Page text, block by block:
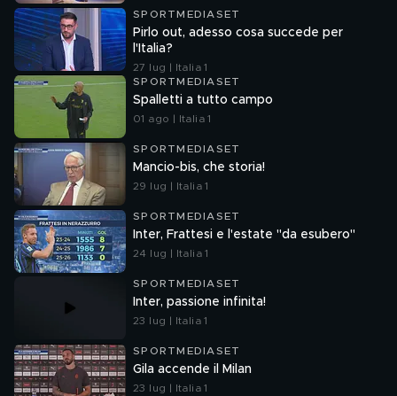
SPORTMEDIASET
Pirlo out, adesso cosa succede per
l'Italia?
27 lug | Italia 1
SPORTMEDIASET
Spalletti a tutto campo
01 ago | Italia 1
SPORTMEDIASET
Mancio-bis, che storia!
29 lug | Italia 1
SPORTMEDIASET
Inter, Frattesi e l'estate "da esubero"
24 lug | Italia 1
SPORTMEDIASET
Inter, passione infinita!
23 lug | Italia 1
SPORTMEDIASET
Gila accende il Milan
23 lug | Italia 1